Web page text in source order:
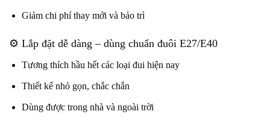
Giảm chi phí thay mới và bảo trì
⚙️ Lắp đặt dễ dàng – dùng chuẩn đuôi E27/E40
Tương thích hầu hết các loại đui hiện nay
Thiết kế nhỏ gọn, chắc chắn
Dùng được trong nhà và ngoài trời